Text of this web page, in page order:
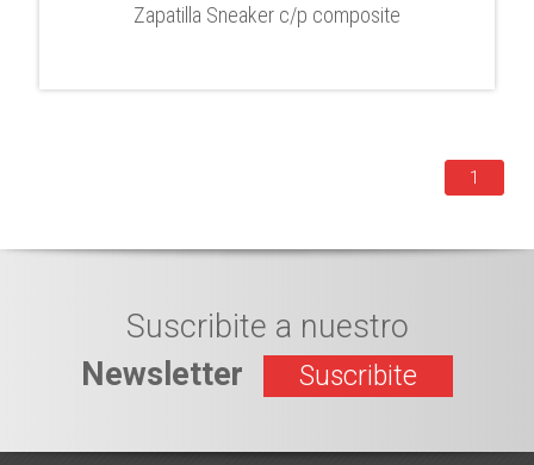
Zapatilla Sneaker c/p composite
1
Suscribite a nuestro
Newsletter
Suscribite